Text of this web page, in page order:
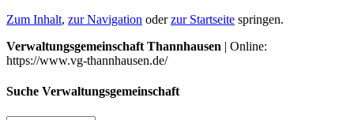
Zum Inhalt, zur Navigation oderzur Startseite springen.
Verwaltungsgemeinschaft Thannhausen | Online:
https://www.vg-thannhausen.de/
Suche Verwaltungsgemeinschaft